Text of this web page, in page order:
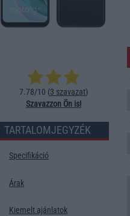
7.78/10 (3 szavazat)
Szavazzon Ön is!
TARTALOMJEGYZÉK
Specifikáció
Árak
Kiemelt ajánlatok